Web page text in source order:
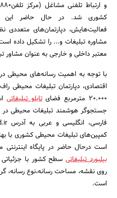
کشوری شد. در حال حاضر این
فعالیت‌هایش، دپارتمان‌های متعددی
مشاوره تبلیغات و... را تشکیل داده
معتبر داخلی و خارجی به عنوان مشاور
با توجه به اهمیت رسانه‌های محیطی
اقتصادی، دپارتمان تبلیغات محیطی
20.000 مترمربع فضای
تابلو تبلیغاتی
کمپین‌های تبلیغات محیطی کشوری با
است درحال حاضر در پایگاه اینترنتی
بیلبورد تبلیغاتیسطح کشور با
روی نقشه، مساحت رسانه،نوع رسانه،
است.